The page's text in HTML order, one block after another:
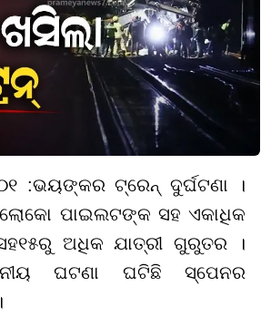
:ଭୟଙ୍କର ଟ୍ରେନ୍ ଦୁର୍ଘଟଣା ।
ପାଇଲଟଙ୍କ ସହ ଏକାଧିକ
୧୫ରୁ ଅଧିକ ଯାତ୍ରୀ ଗୁରୁତର ।
ଘଟଣା ଘଟିଛି ସ୍ପେନର